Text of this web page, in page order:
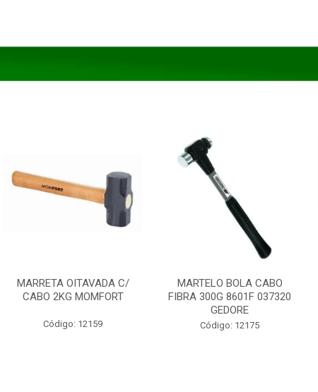
MARRETA OITAVADA C/
CABO 2KG MOMFORT
Código: 12159
MARTELO BOLA CABO
FIBRA 300G 8601F 037320
GEDORE
Código: 12175